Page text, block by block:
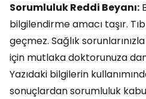
Sorumluluk Reddi Beyanı:
bilgilendirme amacı taşır.
geçmez. Sağlık
için mutlaka doktorunuza
Yazıdaki bilgilerin
sonuçlardan sorumluluk